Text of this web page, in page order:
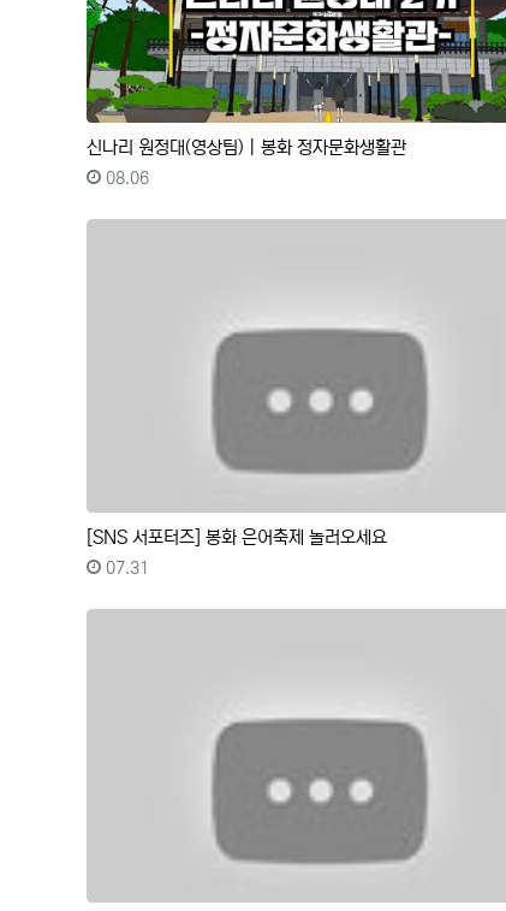
신나리 원정대(영상팀)｜봉화 정자문화생활관
등록일
08.06
[SNS 서포터즈] 봉화 은어축제 놀러오세요
등록일
07.31